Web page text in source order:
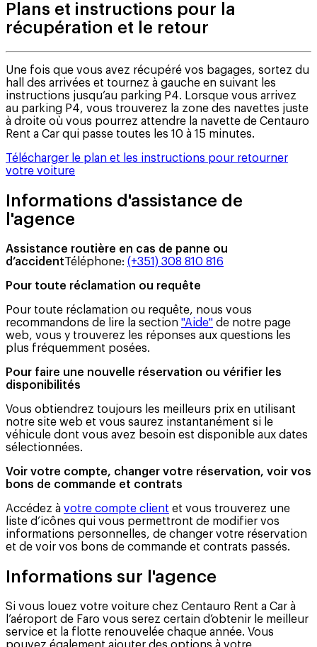
Plans et instructions pour la
récupération et le retour
Une fois que vous avez récupéré vos bagages, sortez du
hall des arrivées et tournez à gauche en suivant les
instructions jusqu’au parking P4. Lorsque vous arrivez
au parking P4, vous trouverez la zone des navettes juste
à droite où vous pourrez attendre la navette de Centauro
Rent a Car qui passe toutes les 10 à 15 minutes.
Télécharger le plan et les instructions pour retourner
votre voiture
Informations d'assistance de
l'agence
Assistance routière en cas de panne ou
d’accidentTéléphone: (+351) 308 810 816
Pour toute réclamation ou requête
Pour toute réclamation ou requête, nous vous
recommandons de lire la section "Aide" de notre page
web, vous y trouverez les réponses aux questions les
plus fréquemment posées.
Pour faire une nouvelle réservation ou vérifier les
disponibilités
Vous obtiendrez toujours les meilleurs prix en utilisant
notre site web et vous saurez instantanément si le
véhicule dont vous avez besoin est disponible aux dates
sélectionnées.
Voir votre compte, changer votre réservation, voir vos
bons de commande et contrats
Accédez à votre compte client et vous trouverez une
liste d’icônes qui vous permettront de modifier vos
informations personnelles, de changer votre réservation
et de voir vos bons de commande et contrats passés.
Informations sur l'agence
Si vous louez votre voiture chez Centauro Rent a Car à
l’aéroport de Faro vous serez certain d’obtenir le meilleur
service et la flotte renouvelée chaque année. Vous
pouvez également ajouter des options à votre